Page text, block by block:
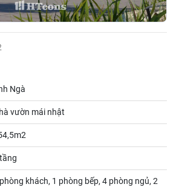
Ngà
vườn mái nhật
khách, 1 phòng bếp, 4 phòng ngủ, 2